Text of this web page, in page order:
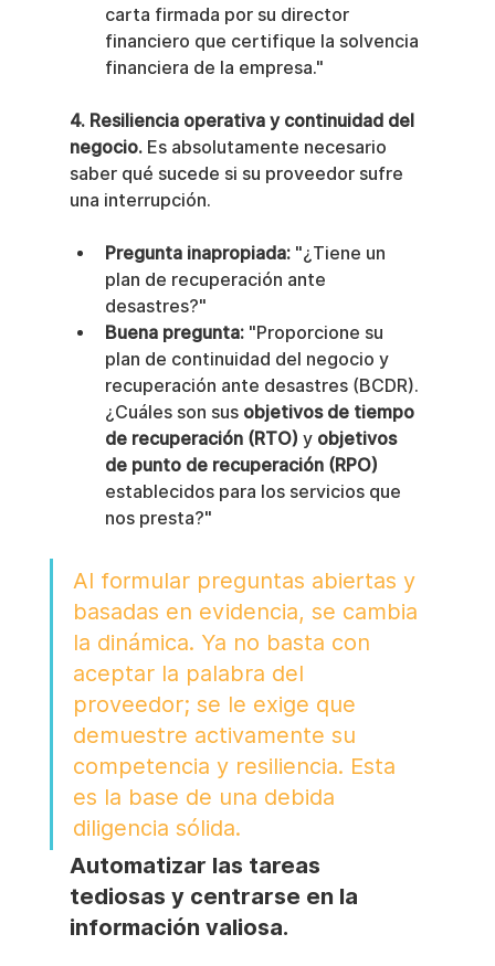
carta firmada por su director
financiero que certifique la solvencia
financiera de la empresa."
4. Resiliencia operativa y continuidad del
negocio. Es absolutamente necesario
saber qué sucede si su proveedor sufre
una interrupción.
Pregunta inapropiada: "¿Tiene un
plan de recuperación ante
desastres?"
Buena pregunta: "Proporcione su
plan de continuidad del negocio y
recuperación ante desastres (BCDR).
¿Cuáles son sus objetivos de tiempo
de recuperación (RTO) y objetivos
de punto de recuperación (RPO)
establecidos para los servicios que
nos presta?"
Al formular preguntas abiertas y
basadas en evidencia, se cambia
la dinámica. Ya no basta con
aceptar la palabra del
proveedor; se le exige que
demuestre activamente su
competencia y resiliencia. Esta
es la base de una debida
diligencia sólida.
Automatizar las tareas
tediosas y centrarse en la
información valiosa.